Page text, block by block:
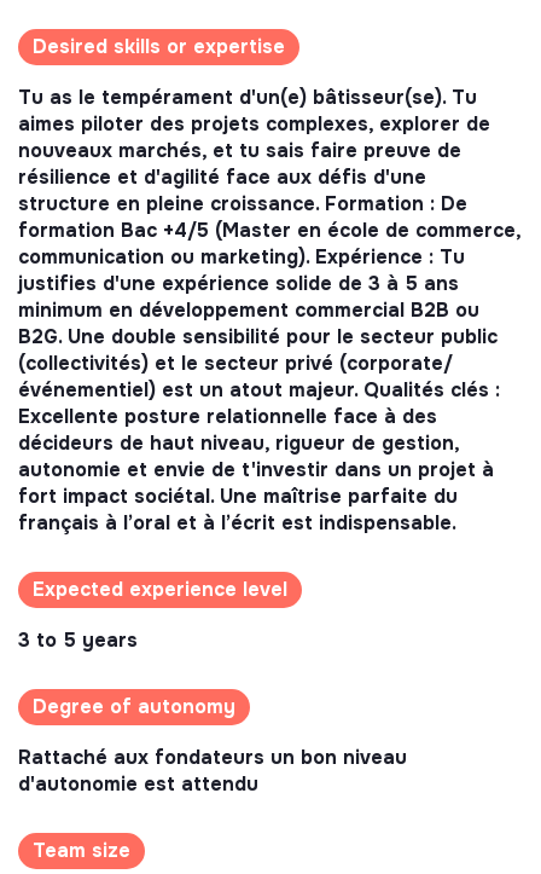
Desired skills or expertise
Tu as le tempérament d'un(e) bâtisseur(se). Tu
aimes piloter des projets complexes, explorer de
nouveaux marchés, et tu sais faire preuve de
résilience et d'agilité face aux défis d'une
structure en pleine croissance. Formation : De
formation Bac +4/5 (Master en école de commerce,
communication ou marketing). Expérience : Tu
justifies d'une expérience solide de 3 à 5 ans
minimum en développement commercial B2B ou
B2G. Une double sensibilité pour le secteur public
(collectivités) et le secteur privé (corporate/
événementiel) est un atout majeur. Qualités clés :
Excellente posture relationnelle face à des
décideurs de haut niveau, rigueur de gestion,
autonomie et envie de t'investir dans un projet à
fort impact sociétal. Une maîtrise parfaite du
français à l’oral et à l’écrit est indispensable.
Expected experience level
3 to 5 years
Degree of autonomy
Rattaché aux fondateurs un bon niveau
d'autonomie est attendu
Team size